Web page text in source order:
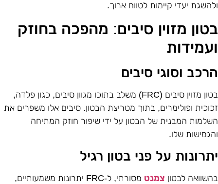
יעדי קיימות לטווח ארוך.
מזוין סיבים: מהפכה בחוזק
וסוגי סיבים
מזוין סיבים(FRC)
משלב בתוכו מגוון סיבים, כגון פלדה,
ופולימרים, בתוך מטריצת הבטון. סיבים אלו משפרים את
המבנית של הבטון על ידי שיפור חוזק המתיחה
שלו.
על פני בטון רגיל
לבטון צמנט מסורתי, ל-FRC
יתרונות משמעותיים,